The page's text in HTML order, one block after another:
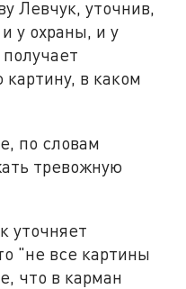
Левчук, уточнив,
у охраны, и у
в каком
по словам
тревожную
уточняет
"не все картины
что в карман